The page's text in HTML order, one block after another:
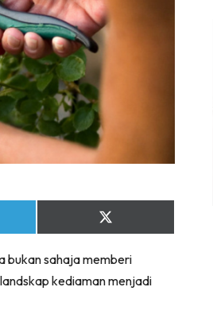
Share
on
(Twitter)
bukan sahaja memberi
kediaman menjadi